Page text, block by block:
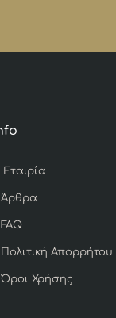
Εταιρία
Άρθρα
FAQ
Πολιτική Απορρήτου
Όροι Χρήσης